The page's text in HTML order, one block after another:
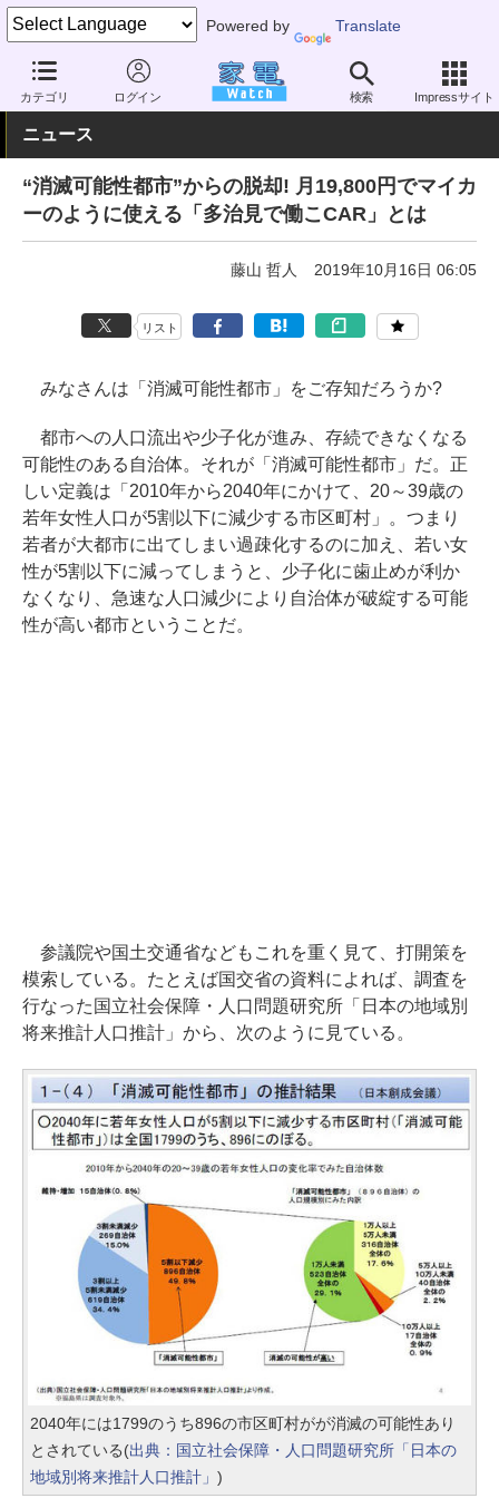
Powered by Translate
カテゴリ ログイン 検索 Impressサイト
家電 Watch エネルギー エネルギー 太陽電池
ニュース
“消滅可能性都市”からの脱却! 月19,800円でマイカ
ーのように使える「多治見で働こCAR」とは
藤山 哲人 2019年10月16日 06:05
リスト
みなさんは「消滅可能性都市」をご存知だろうか?
都市への人口流出や少子化が進み、存続できなくなる
可能性のある自治体。それが「消滅可能性都市」だ。正
しい定義は「2010年から2040年にかけて、20～39歳の
若年女性人口が5割以下に減少する市区町村」。つまり
若者が大都市に出てしまい過疎化するのに加え、若い女
性が5割以下に減ってしまうと、少子化に歯止めが利か
なくなり、急速な人口減少により自治体が破綻する可能
性が高い都市ということだ。
参議院や国土交通省などもこれを重く見て、打開策を
模索している。たとえば国交省の資料によれば、調査を
行なった国立社会保障・人口問題研究所「日本の地域別
将来推計人口推計」から、次のように見ている。
2040年には1799のうち896の市区町村がが消滅の可能性あり
とされている(出典：国立社会保障・人口問題研究所「日本の
地域別将来推計人口推計」 )